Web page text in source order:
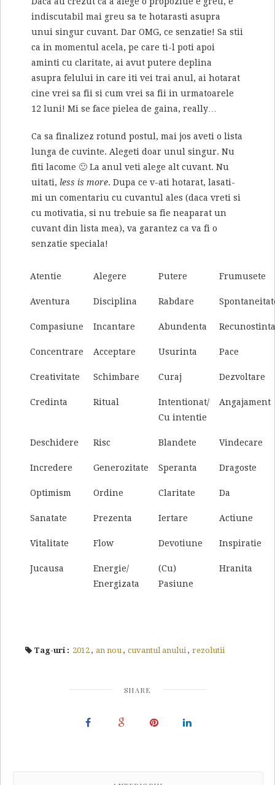
indiscutabil mai greu sa te hotarasti asupra
unui singur cuvant. Dar OMG, ce senzatie! Sa stii
ca in momentul acela, pe care ti-l poti apoi
aminti cu claritate, ai avut putere deplina
asupra felului in care iti vei trai anul, ai hotarat
cine vrei sa fii si cum vrei sa fii in urmatoarele
12 luni! Mi se face pielea de gaina, really…
Ca sa finalizez rotund postul, mai jos aveti o lista
lunga de cuvinte. Alegeti doar unul singur. Nu
fiti lacome 🙂 La anul veti alege alt cuvant. Nu
uitati, less is more. Dupa ce v-ati hotarat, lasati-
mi un comentariu cu cuvantul ales (daca vreti si
cu motivatia, si nu trebuie sa fie neaparat un
cuvant din lista mea), va garantez ca va fi o
senzatie speciala!
Atentie Alegere Putere Frumusete
Aventura Disciplina Rabdare
Compasiune Incantare Abundenta Recunostinta
Concentrare Acceptare Usurinta Pace
Creativitate Schimbare Curaj Dezvoltare
Credinta Ritual
Intentionat/
Cu intentie
Angajament
Deschidere Risc Blandete Vindecare
Incredere Generozitate Speranta Dragoste
Optimism Ordine Claritate Da
Sanatate Prezenta Iertare Actiune
Vitalitate Flow Devotiune Inspiratie
Jucausa
Energie/
Energizata
(Cu)
Pasiune
Hranita
Tag-uri : 2012 , an nou , cuvantul anului , rezolutii
SHARE